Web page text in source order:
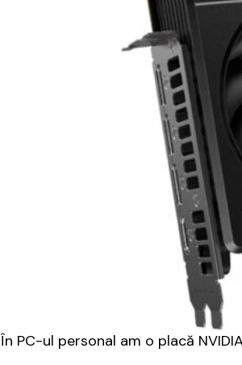
În PC-ul personal am o placă